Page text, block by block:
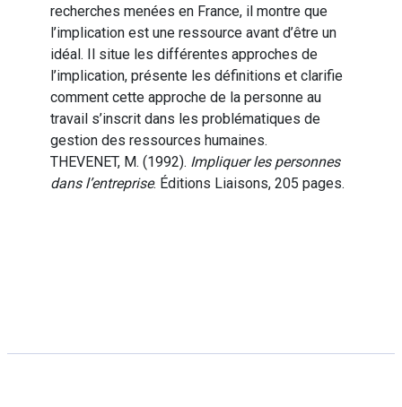
recherches menées en France, il montre que
l’implication est une ressource avant d’être un
idéal. Il situe les différentes approches de
l’implication, présente les définitions et clarifie
comment cette approche de la personne au
travail s’inscrit dans les problématiques de
gestion des ressources humaines.
THEVENET, M. (1992). Impliquer les personnes
dans l’entreprise. Éditions Liaisons, 205 pages.